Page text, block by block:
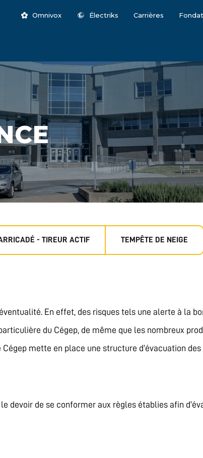
Omnivox Électriks Carrières
- TIREUR ACTIF TEMPÊTE DE NEIGE
En effet, des risques tels une alerte à la
du Cégep, de même que les nombreux
mette en place une structure d’évacuation
devoir de se conformer aux règles établies afin